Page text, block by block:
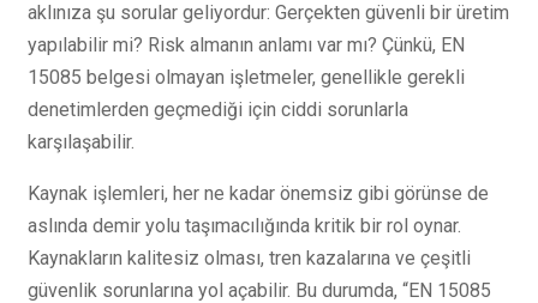
aklınıza şu sorular geliyordur: Gerçekten güvenli bir üretim
yapılabilir mi? Risk almanın anlamı var mı? Çünkü, EN
15085 belgesi olmayan işletmeler, genellikle gerekli
denetimlerden geçmediği için ciddi sorunlarla
karşılaşabilir.
Kaynak işlemleri, her ne kadar önemsiz gibi görünse de
aslında demir yolu taşımacılığında kritik bir rol oynar.
Kaynakların kalitesiz olması, tren kazalarına ve çeşitli
güvenlik sorunlarına yol açabilir. Bu durumda, “EN 15085